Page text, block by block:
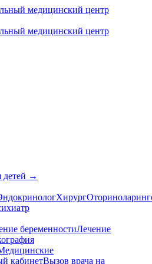
детей →
Хирург
беременностиЛечение
кабинетВызов врача на